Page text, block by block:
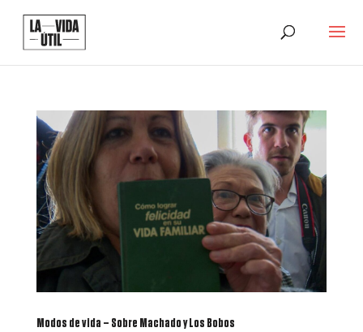
Modos de vida – Sobre Machado y Los Bobos